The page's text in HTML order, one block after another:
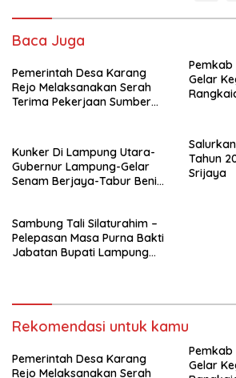
Baca Juga
Pemerintah Desa Karang
Rejo Melaksanakan Serah
Terima Pekerjaan Sumber
Gelar
Kunker Di Lampung Utara-
Gubernur Lampung-Gelar
Senam Berjaya-Tabur Benih
Tahun
Srijaya
Sambung Tali Silaturahim –
Pelepasan Masa Purna Bakti
Jabatan Bupati Lampung
Rekomendasi untuk kamu
Pemerintah Desa Karang
Rejo Melaksanakan Serah
Gelar